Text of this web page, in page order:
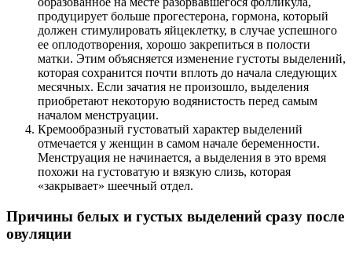
продуцирует больше прогестерона, гормона, который
должен стимулировать яйцеклетку, в случае успешного
ее оплодотворения, хорошо закрепиться в полости
матки. Этим объясняется изменение густоты выделений,
которая сохранится почти вплоть до начала следующих
месячных. Если зачатия не произошло, выделения
приобретают некоторую водянистость перед самым
началом менструации.
Кремообразный густоватый характер выделений
отмечается у женщин в самом начале беременности.
Менструация не начинается, а выделения в это время
похожи на густоватую и вязкую слизь, которая
«закрывает» шеечный отдел.
Причины белых и густых выделений сразу после
овуляции